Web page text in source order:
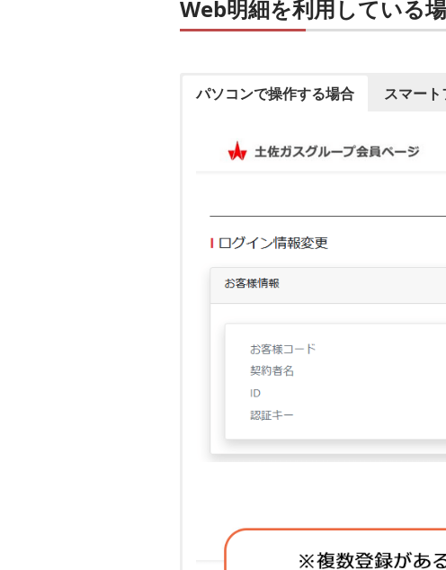
Web明細を利用している
パソコンで操作する場合 スマー